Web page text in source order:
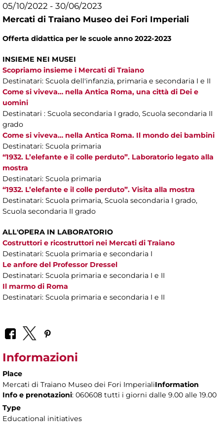
05/10/2022 - 30/06/2023
Mercati di Traiano Museo dei Fori Imperiali
Offerta didattica per le scuole anno 2022-2023
INSIEME NEI MUSEI
Scopriamo insieme i Mercati di Traiano
Destinatari: Scuola dell'infanzia, primaria e secondaria I e II
Come si viveva… nella Antica Roma, una città di Dei e
uomini
Destinatari : Scuola secondaria I grado, Scuola secondaria II
grado
Come si viveva… nella Antica Roma. Il mondo dei bambini
Destinatari: Scuola primaria
“1932. L’elefante e il colle perduto”. Laboratorio legato alla
mostra
Destinatari: Scuola primaria
“1932. L’elefante e il colle perduto”. Visita alla mostra
Destinatari: Scuola primaria, Scuola secondaria I grado,
Scuola secondaria II grado
ALL'OPERA IN LABORATORIO
Costruttori e ricostruttori nei Mercati di Traiano
Destinatari: Scuola primaria e secondaria I
Le anfore del Professor Dressel
Destinatari: Scuola primaria e secondaria I e II
Il marmo di Roma
Destinatari: Scuola primaria e secondaria I e II
Informazioni
Place
Mercati di Traiano Museo dei Fori ImperialiInformation
Info e prenotazioni: 060608 tutti i giorni dalle 9.00 alle 19.00
Type
Educational initiatives